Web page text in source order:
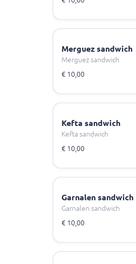
Merguez sandwich
Merguez sandwich
€ 10,00
Kefta sandwich
Kefta sandwich
€ 10,00
Garnalen sandwich
Garnalen sandwich
€ 10,00